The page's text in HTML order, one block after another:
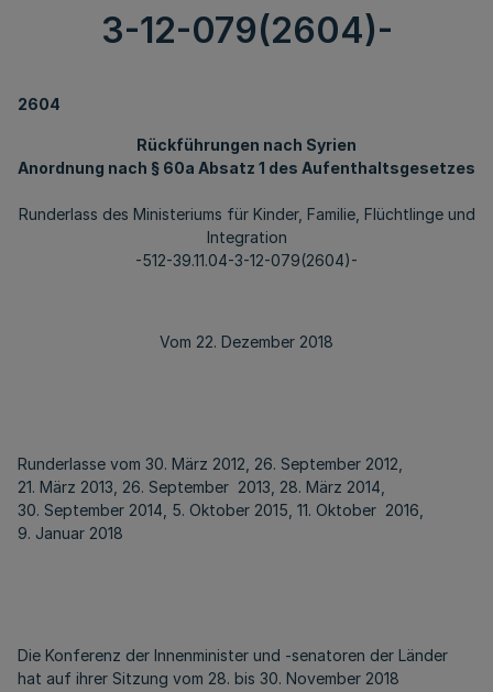
3-12-079(2604)-
2604
Rückführungen nach Syrien
Anordnung nach § 60a Absatz 1 des Aufenthaltsgesetzes
Runderlass des Ministeriums für Kinder, Familie, Flüchtlinge und
Integration
-512-39.11.04-3-12-079(2604)-
Vom 22. Dezember 2018
Runderlasse vom 30. März 2012, 26. September 2012,
21. März 2013, 26. September 2013, 28. März 2014,
30. September 2014, 5. Oktober 2015, 11. Oktober 2016,
9. Januar 2018
Die Konferenz der Innenminister und -senatoren der Länder
hat auf ihrer Sitzung vom 28. bis 30. November 2018